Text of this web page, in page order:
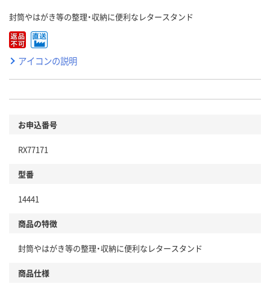
封筒やはがき等の整理・収納に便利なレタースタンド
アイコンの説明
お申込番号
RX77171
型番
14441
商品の特徴
封筒やはがき等の整理・収納に便利なレタースタンド
商品仕様